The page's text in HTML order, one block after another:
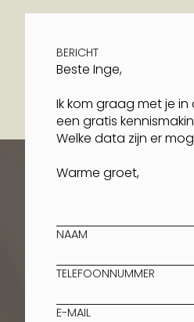
BERICHT
NAAM
TELEFOONNUMMER
E-MAIL